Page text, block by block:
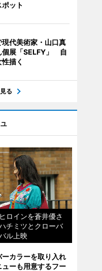
ット
現代美術家・山口真
個展「SELFY」 自
描く
る
ロインを蒼井優さ
チミツとクローバ
ル上映
ーカラーを取り入れ
ューも用意するフー